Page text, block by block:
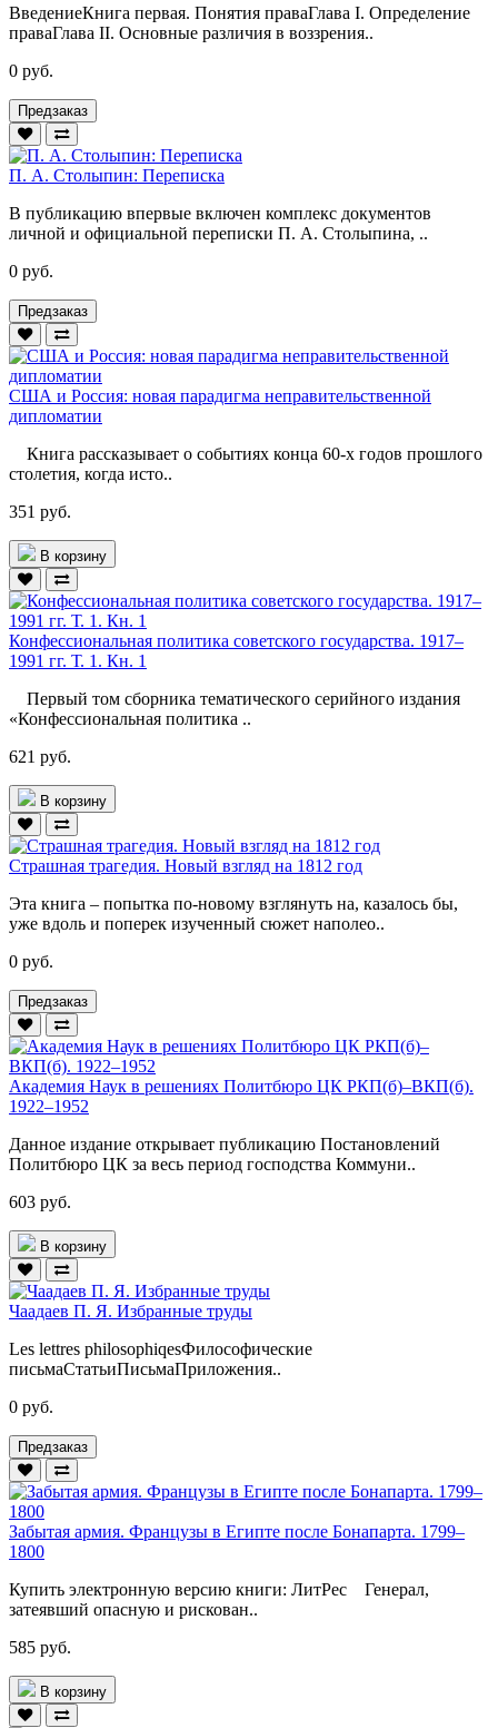
ВведениеКнига первая. Понятия праваГлава I. Определение
праваГлава II. Основные различия в воззрения..
0 руб.
Предзаказ
П. А. Столыпин: Переписка
В публикацию впервые включен комплекс документов
личной и официальной переписки П. А. Столыпина, ..
0 руб.
Предзаказ
США и Россия: новая парадигма неправительственной
дипломатии
Книга рассказывает о событиях конца 60-х годов прошлого
столетия, когда исто..
351 руб.
В корзину
Конфессиональная политика советского государства. 1917–
1991 гг. Т. 1. Кн. 1
Первый том сборника тематического серийного издания
«Конфессиональная политика ..
621 руб.
В корзину
Страшная трагедия. Новый взгляд на 1812 год
Эта книга – попытка по-новому взглянуть на, казалось бы,
уже вдоль и поперек изученный сюжет наполео..
0 руб.
Предзаказ
Академия Наук в решениях Политбюро ЦК РКП(б)–ВКП(б).
1922–1952
Данное издание открывает публикацию Постановлений
Политбюро ЦК за весь период господства Коммуни..
603 руб.
В корзину
Чаадаев П. Я. Избранные труды
Les lettres philosophiqesФилософические
письмаСтатьиПисьмаПриложения..
0 руб.
Предзаказ
Забытая армия. Французы в Египте после Бонапарта. 1799–
1800
Купить электронную версию книги: ЛитРес Генерал,
затеявший опасную и рискован..
585 руб.
В корзину